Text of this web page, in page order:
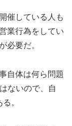
催している人も
業行為をしてい
必要だ。
自体は何ら問題
ないので、自
。